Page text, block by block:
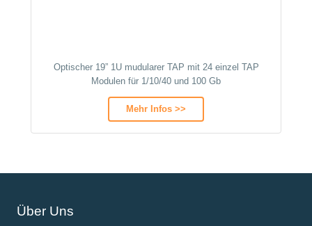
Optischer 19” 1U mudularer TAP mit 24 einzel TAP
Modulen für 1/10/40 und 100 Gb
Mehr Infos >>
Über Uns